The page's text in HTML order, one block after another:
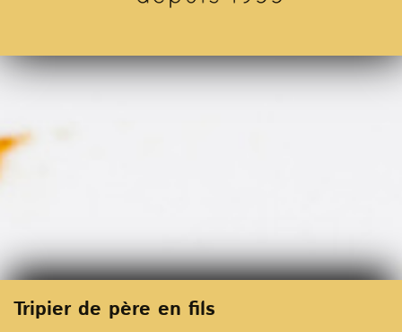
Tripier de père en fils